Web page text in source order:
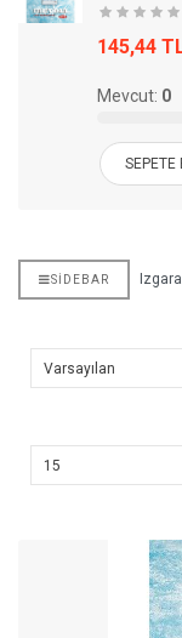
145,44
Mevcut: 0
SEPETE
SIDEBAR